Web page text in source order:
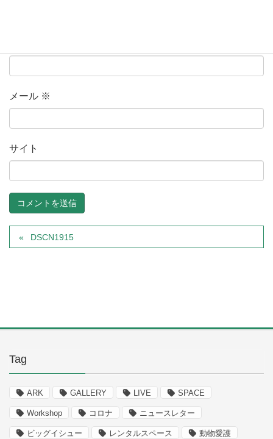
メール ※
サイト
DSCN1915
Tag
ARK GALLERY LIVE SPACE
Workshop コロナ ニュースレター
ビッグイシュー レンタルスペース 動物愛護